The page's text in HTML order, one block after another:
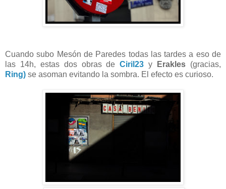
Cuando subo Mesón de Paredes todas las tardes a eso de
las 14h, estas dos obras deCiril23 y Erakles (gracias,
Ring) se asoman evitando la sombra. El efecto es curioso.